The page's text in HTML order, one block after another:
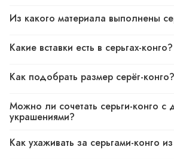
Из какого материала выполнены
Какие вставки есть в серьгах-конго?
Как подобрать размер серёг-конго?
Можно ли сочетать серьги-конго с
украшениями?
Как ухаживать за серьгами-конго